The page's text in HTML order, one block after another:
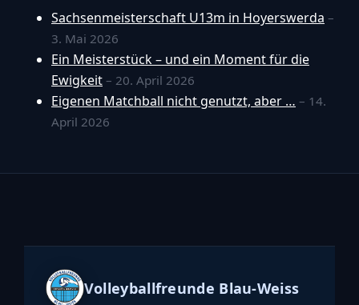
Sachsenmeisterschaft U13m in Hoyerswerda –
3. Mai 2026
Ein Meisterstück – und ein Moment für die
Ewigkeit – 20. April 2026
Eigenen Matchball nicht genutzt, aber … – 14.
April 2026
Volleyballfreunde Blau-Weiss